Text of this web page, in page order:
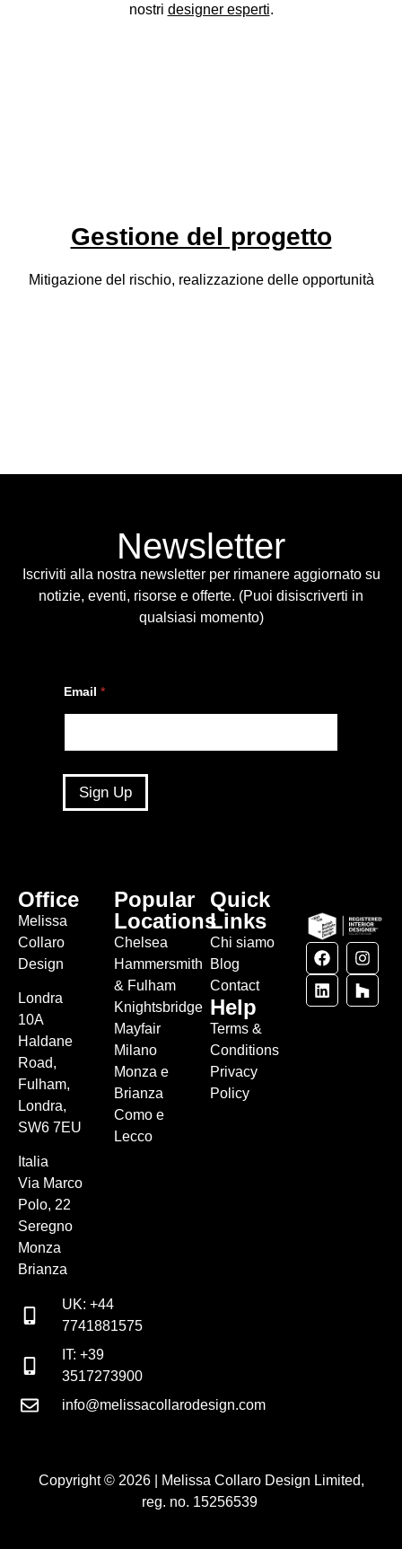
nostri designer esperti.
Gestione del progetto
Mitigazione del rischio, realizzazione delle opportunità
Newsletter
Iscriviti alla nostra newsletter per rimanere aggiornato su
notizie, eventi, risorse e offerte. (Puoi disiscriverti in
qualsiasi momento)
m
Email *
Sign Up
Office
Melissa
Collaro
Design
Londra
10A
Haldane
Road,
Fulham,
Londra,
SW6 7EU
Italia
Via Marco
Polo, 22
Seregno
Monza
Brianza
UK: +44
7741881575
IT: +39
3517273900
info@melissacollarodesign.com
Popular
Locations
Chelsea
Hammersmith
& Fulham
Knightsbridge
Mayfair
Milano
Monza e
Brianza
Como e
Lecco
Quick
Links
Chi siamo
Blog
Contact
Help
Terms &
Conditions
Privacy
Policy
Copyright © 2026 | Melissa Collaro Design Limited,
reg. no. 15256539